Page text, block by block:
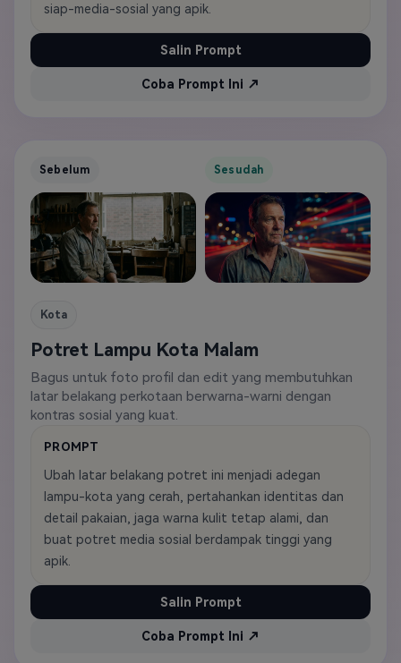
siap-media-sosial yang apik.
Salin Prompt
Coba Prompt Ini ↗
Sebelum Sesudah
Kota
Potret Lampu Kota Malam
Bagus untuk foto profil dan edit yang membutuhkan
latar belakang perkotaan berwarna-warni dengan
kontras sosial yang kuat.
PROMPT
Ubah latar belakang potret ini menjadi adegan
lampu-kota yang cerah, pertahankan identitas dan
detail pakaian, jaga warna kulit tetap alami, dan
buat potret media sosial berdampak tinggi yang
apik.
Salin Prompt
Coba Prompt Ini ↗